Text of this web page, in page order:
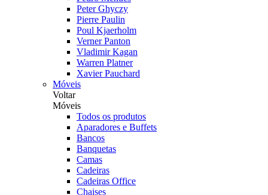
Peter Ghyczy
Pierre Paulin
Poul Kjaerholm
Verner Panton
Vladimir Kagan
Warren Platner
Xavier Pauchard
Móveis
Voltar
Móveis
Todos os produtos
Aparadores e Buffets
Bancos
Banquetas
Camas
Cadeiras
Cadeiras Office
Chaises